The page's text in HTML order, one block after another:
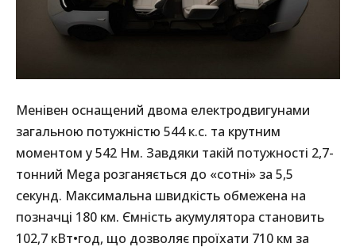
Менівен оснащений двома електродвигунами
загальною потужністю 544 к.с. та крутним
моментом у 542 Нм. Завдяки такій потужності 2,7-
тонний Mega розганяється до «сотні» за 5,5
секунд. Максимальна швидкість обмежена на
позначці 180 км. Ємність акумулятора становить
102,7 кВт•год, що дозволяє проїхати 710 км за